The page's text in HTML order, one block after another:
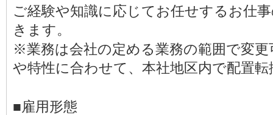
ご経験や知識に応じてお任せするお仕
きます。
※業務は会社の定める業務の範囲で変
や特性に合わせて、本社地区内で配置
■雇用形態